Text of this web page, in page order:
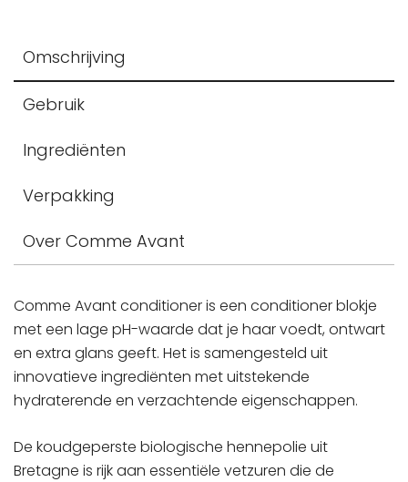
Omschrijving
Gebruik
Ingrediënten
Verpakking
Over Comme Avant
Comme Avant conditioner is een conditioner blokje
met een lage pH-waarde dat je haar voedt, ontwart
en extra glans geeft. Het is samengesteld uit
innovatieve ingrediënten met uitstekende
hydraterende en verzachtende eigenschappen.
De koudgeperste biologische hennepolie uit
Bretagne is rijk aan essentiële vetzuren die de